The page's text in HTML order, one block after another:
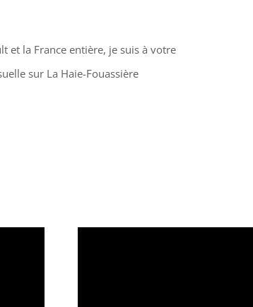
et la France entière, je suis à votre
sur La Haie-Fouassière